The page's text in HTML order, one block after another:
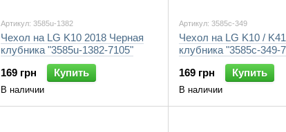
Артикул: 3585u-1382
Чехол на LG K10 2018 Черная
клубника "3585u-1382-7105"
169 грн
Купить
В наличии
Артикул: 3585c-349
Чехол на LG K10 /
клубника "3585c-349-
169 грн
Купить
В наличии